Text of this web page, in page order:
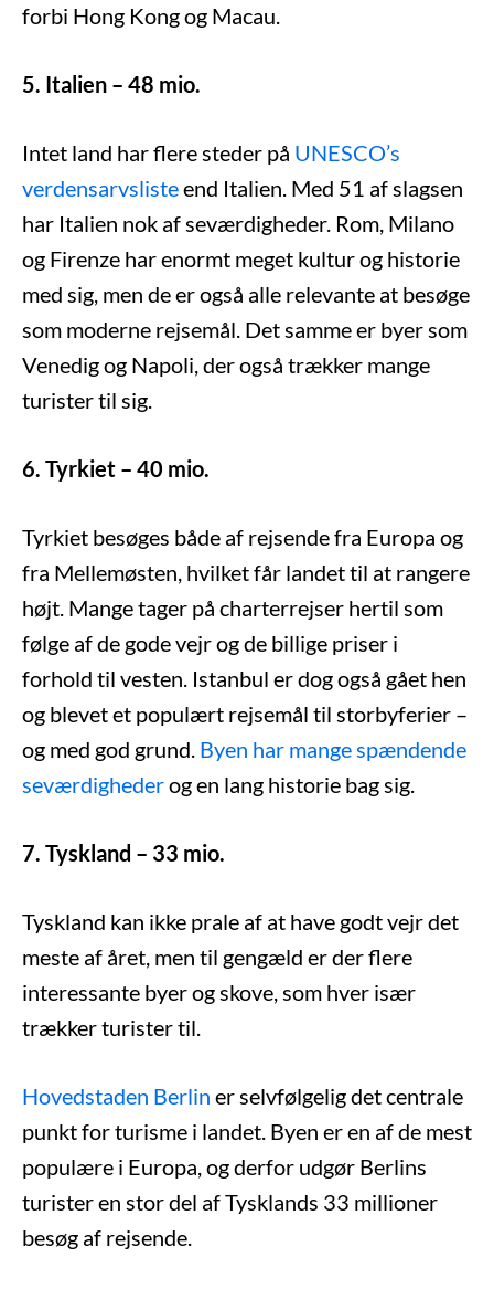
forbi Hong Kong og Macau.
5. Italien – 48 mio.
Intet land har flere steder på UNESCO’s
verdensarvslisteend Italien. Med 51 af slagsen
har Italien nok af seværdigheder. Rom, Milano
og Firenze har enormt meget kultur og historie
med sig, men de er også alle relevante at besøge
som moderne rejsemål. Det samme er byer som
Venedig og Napoli, der også trækker mange
turister til sig.
6. Tyrkiet – 40 mio.
Tyrkiet besøges både af rejsende fra Europa og
fra Mellemøsten, hvilket får landet til at rangere
højt. Mange tager på charterrejser hertil som
følge af de gode vejr og de billige priser i
forhold til vesten. Istanbul er dog også gået hen
og blevet et populært rejsemål til storbyferier –
og med god grund. Byen har mange spændende
seværdighederog en lang historie bag sig.
7. Tyskland – 33 mio.
Tyskland kan ikke prale af at have godt vejr det
meste af året, men til gengæld er der flere
interessante byer og skove, som hver især
trækker turister til.
Hovedstaden Berlin er selvfølgelig det centrale
punkt for turisme i landet. Byen er en af de mest
populære i Europa, og derfor udgør Berlins
turister en stor del af Tysklands 33 millioner
besøg af rejsende.